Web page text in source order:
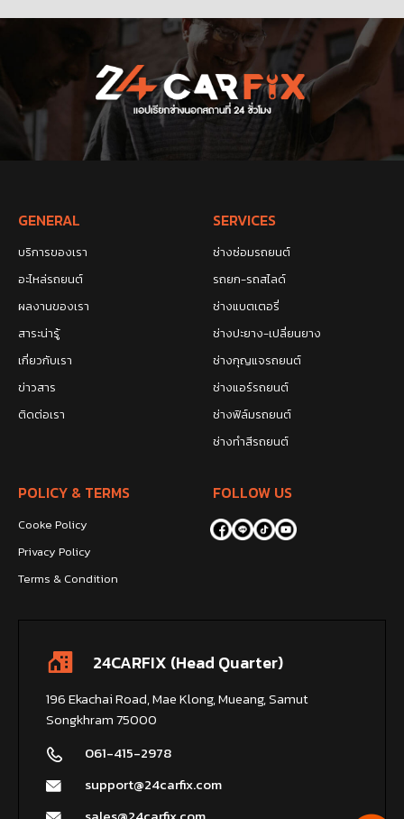
GENERAL
บริการของเรา
อะไหล่รถยนต์
ผลงานของเรา
สาระน่ารู้
เกี่ยวกับเรา
ข่าวสาร
ติดต่อเรา
SERVICES
ช่างซ่อมรถยนต์
รถยก-รถสไลด์
ช่างแบตเตอรี่
ช่างปะยาง-เปลี่ยนยาง
ช่างกุญแจรถยนต์
ช่างแอร์รถยนต์
ช่างฟิล์มรถยนต์
ช่างทำสีรถยนต์
POLICY & TERMS
Cooke Policy
Privacy Policy
Terms & Condition
FOLLOW US
24CARFIX (Head Quarter)
196 Ekachai Road, Mae Klong, Mueang, Samut
Songkhram 75000
061-415-2978
support@24carfix.com